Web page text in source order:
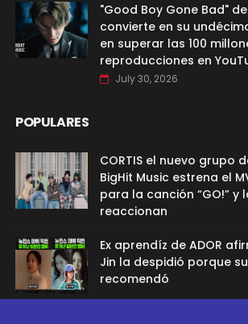
"Good Boy Gone Bad"
convierte en su
en superar las 100
reproducciones en
July 30, 2026
POPULARES
CORTIS el nuevo grupo
BigHit Music estrena el
para la canción “GO!” y
reaccionan
Ex aprendíz de ADOR
Jin la despidió porque
recomendó